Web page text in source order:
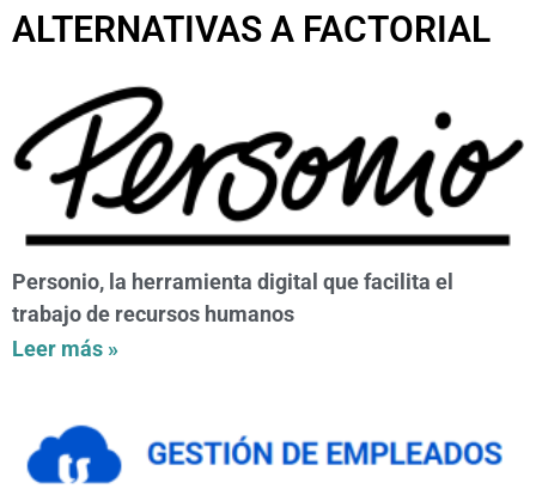
ALTERNATIVAS A FACTORIAL
Personio, la herramienta digital que facilita el
trabajo de recursos humanos
Leer más »